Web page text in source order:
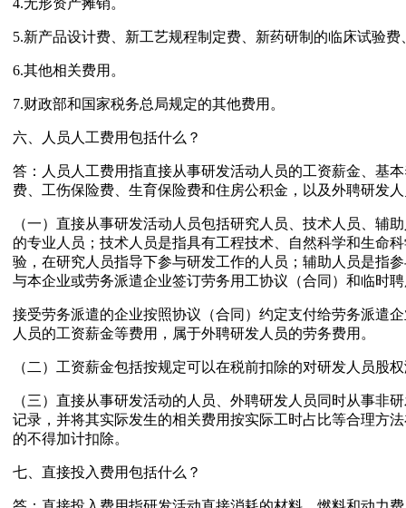
5.新产品设计费、新工艺规程制定费、新药研制的临床试验
6.其他相关费用。
7.财政部和国家税务总局规定的其他费用。
六、人员人工费用包括什么？
答：人员人工费用指直接从事研发活动人员的工资薪金、基
费、工伤保险费、生育保险费和住房公积金，以及外聘研发
（一）直接从事研发活动人员包括研究人员、技术人员、辅
的专业人员；技术人员是指具有工程技术、自然科学和生命
验，在研究人员指导下参与研发工作的人员；辅助人员是指
与本企业或劳务派遣企业签订劳务用工协议（合同）和临时
接受劳务派遣的企业按照协议（合同）约定支付给劳务派遣
人员的工资薪金等费用，属于外聘研发人员的劳务费用。
（二）工资薪金包括按规定可以在税前扣除的对研发人员股
（三）直接从事研发活动的人员、外聘研发人员同时从事非
记录，并将其实际发生的相关费用按实际工时占比等合理方
的不得加计扣除。
七、直接投入费用包括什么？